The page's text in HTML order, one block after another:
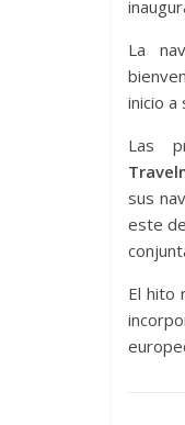
La
inicio a
Las
sus
este
El hito